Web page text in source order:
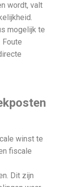
wordt, valt
mogelijk te
winst te
fiscale
Dit zijn